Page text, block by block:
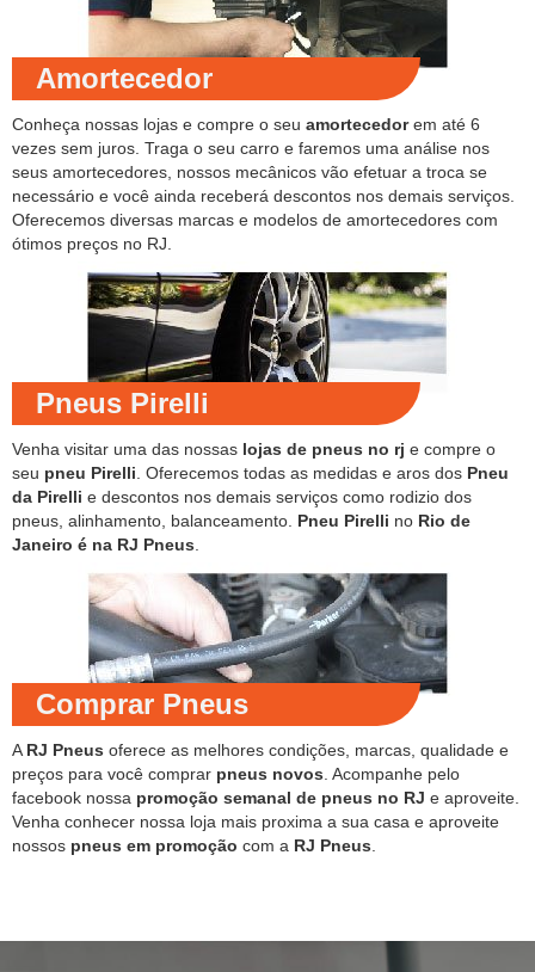
Amortecedor
Conheça nossas lojas e compre o seu amortecedorem até 6
vezes sem juros. Traga o seu carro e faremos uma análise nos
seus amortecedores, nossos mecânicos vão efetuar a troca se
necessário e você ainda receberá descontos nos demais serviços.
Oferecemos diversas marcas e modelos de amortecedores com
ótimos preços no RJ.
Pneus Pirelli
Venha visitar uma das nossas lojas de pneus no rj e compre o
seu pneu Pirelli . Oferecemos todas as medidas e aros dos Pneu
da Pirelli e descontos nos demais serviços como rodizio dos
pneus, alinhamento, balanceamento. Pneu Pirelli no Rio de
Janeiro é na RJ Pneus
Comprar Pneus
A RJ Pneus oferece as melhores condições, marcas, qualidade e
preços para você comprar pneus novos . Acompanhe pelo
facebook nossa promoção semanal de pneus no RJ e aproveite.
Venha conhecer nossa loja mais proxima a sua casa e aproveite
nossos pneus em promoção com a RJ Pneus